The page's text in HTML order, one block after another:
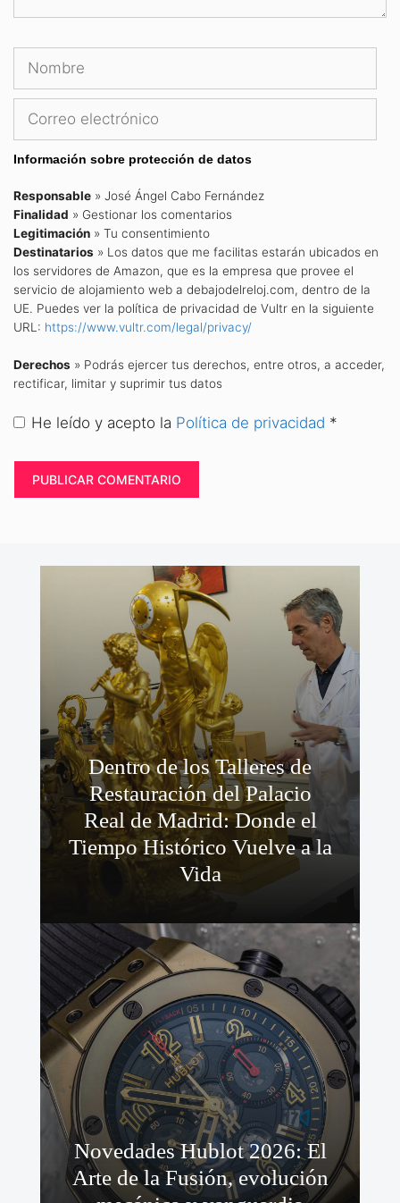
Nombre
Información sobre protección de datos
Responsable » José Ángel Cabo Fernández
Finalidad » Gestionar los comentarios
Legitimación » Tu consentimiento
Destinatarios » Los datos que me facilitas estarán ubicados en
los servidores de Amazon, que es la empresa que provee el
servicio de alojamiento web a debajodelreloj.com, dentro de la
UE. Puedes ver la política de privacidad de Vultr en la siguiente
URL: https://www.vultr.com/legal/privacy/
Derechos » Podrás ejercer tus derechos, entre otros, a acceder,
rectificar, limitar y suprimir tus datos
He leído y acepto la Política de privacidad *
Dentro de los Talleres de
Restauración del Palacio
Real de Madrid: Donde el
Tiempo Histórico Vuelve a la
Vida
Novedades Hublot 2026: El
Arte de la Fusión, evolución